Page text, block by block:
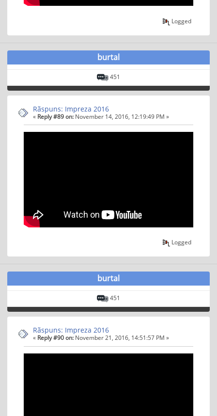
Logged
burtal
451
Rãspuns: Impreza 2016
« Reply #89 on: November 14, 2016, 12:19:49 PM »
Logged
burtal
451
Rãspuns: Impreza 2016
« Reply #90 on: November 21, 2016, 14:51:57 PM »